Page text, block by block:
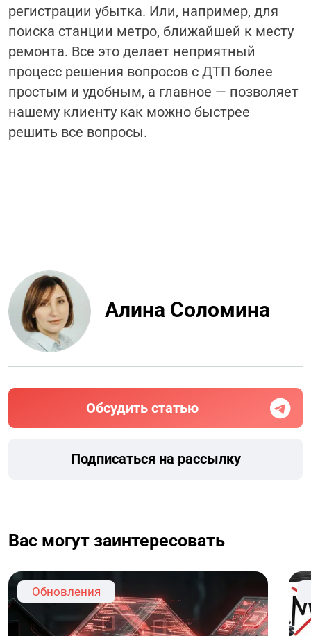
регистрации убытка. Или, например, для
поиска станции метро, ближайшей к месту
ремонта. Все это делает неприятный
процесс решения вопросов с ДТП более
простым и удобным, а главное — позволяет
нашему клиенту как можно быстрее
решить все вопросы.
Алина Соломина
Обсудить статью
Подписаться на рассылку
Вас могут заинтересовать
Обновления